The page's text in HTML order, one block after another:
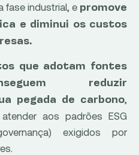
fase industrial, e promove
e diminui os custos
que adotam fontes
reduzir
pegada de carbono,
aos padrões ESG
exigidos por